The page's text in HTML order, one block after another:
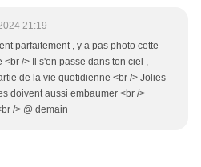
21:19
parfaitement , y a pas photo cette
/> Il s'en passe dans ton ciel ,
de la vie quotidienne <br /> Jolies
doivent aussi embaumer <br />
/> @ demain